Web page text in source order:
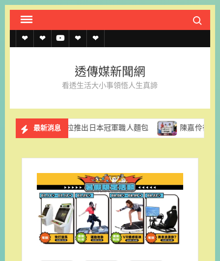
Skip
content
Search
透
約
透
上
記
單
透 聯
我
官
LINE
透傳媒新聞網
看透生活大小事領悟人生真諦
最新消息
拉推出日本冠軍職人麵包 陳嘉伶律師創立易勝法律事